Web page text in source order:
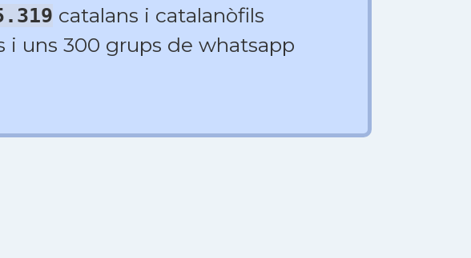
catalans i catalanòfils
i uns 300 grups de whatsapp